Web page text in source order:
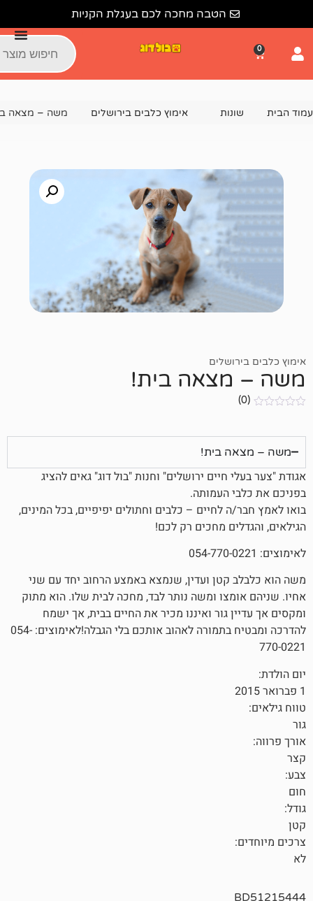
הטבה מחכה לכם בעגלת הקניות
אימוץ כלבים בירושלים משה – מצאה בית!
בית!
בית!
חיים ירושלים" וחנות "בול דוג" גאים להציג
העמותה.
לחיים – כלבים וחתולים יפיפיים, בכל המינים,
מחכים רק לכם!
ועדין, שנמצא באמצע הרחוב יחד עם שני
ומשה נותר לבד, מחכה לבית שלו. הוא מתוק
גור ואיננו מכיר את החיים בבית, אך ישמח
להדרכה ומבטיח בתמורה לאהוב אותכם בלי הגבלה!לאימוצים: 054-